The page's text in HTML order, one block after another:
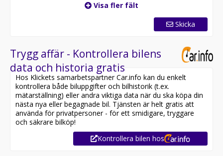
Visa fler fält
Skicka
Trygg affär - Kontrollera bilens
data och historia gratis
Hos Klickets samarbetspartner Car.info kan du enkelt
kontrollera både biluppgifter och bilhistorik (t.ex.
mätarställning) eller andra viktiga data när du ska köpa din
nästa nya eller begagnade bil. Tjänsten är helt gratis att
använda för privatpersoner - för ett smidigare, tryggare
och säkrare bilköp!
Kontrollera bilen hos